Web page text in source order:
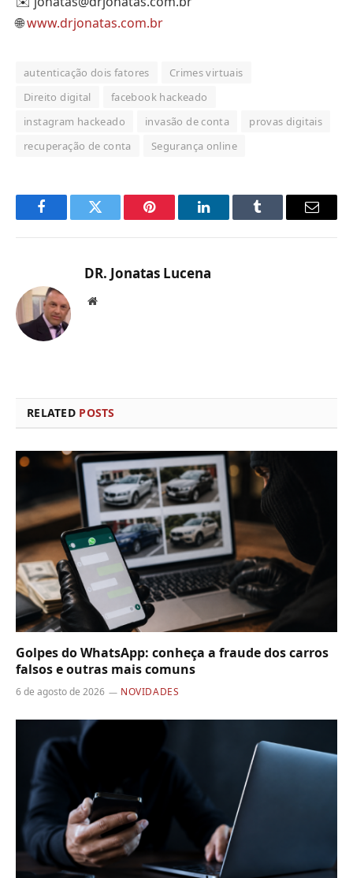
🌐www.drjonatas.com.br
autenticação dois fatores
Crimes virtuais
Direito digital
facebook hackeado
instagram hackeado
invasão de conta
provas digitais
recuperação de conta
Segurança online
FacebookTwitter Pinterest LinkedInTumblr Email
DR. Jonatas Lucena
Website
RELATED POSTS
Golpes do WhatsApp: conheça a fraude dos carros
falsos e outras mais comuns
6 de agosto de 2026 NOVIDADES